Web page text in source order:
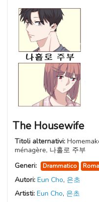
The Housewife
Titoli alternativi:
ménagère, 나홀로 주부
Generi:
Drammatico
Autori: Eun Cho, 은초
Artisti: Eun Cho, 은초